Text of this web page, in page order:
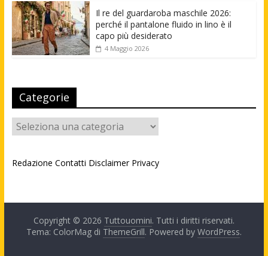
Il re del guardaroba maschile 2026:
perché il pantalone fluido in lino è il
capo più desiderato
4 Maggio 2026
Categorie
Categorie
Redazione Contatti Disclaimer Privacy
Copyright © 2026 Tuttouomini. Tutti i diritti riservati.
Tema: ColorMag di ThemeGrill. Powered by WordPress.